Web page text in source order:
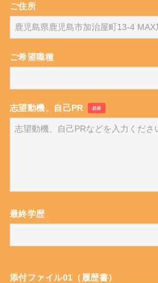
ご住所
ご希望職種
志望動機、自己PR 必須
最終学歴
添付ファイル01（履歴書）